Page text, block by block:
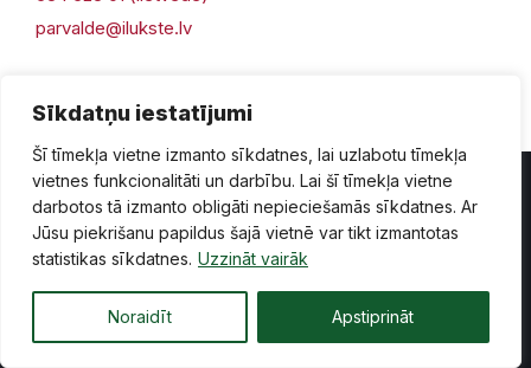
Sīkdatņu iestatījumi
Šī tīmekļa vietne izmanto sīkdatnes, lai uzlabotu tīmekļa
vietnes funkcionalitāti un darbību. Lai šī tīmekļa vietne
darbotos tā izmanto obligāti nepieciešamās sīkdatnes. Ar
Jūsu piekrišanu papildus šajā vietnē var tikt izmantotas
statistikas sīkdatnes. Uzzināt vairāk
Noraidīt Apstiprināt
parvalde@ilukste.lv
Privātuma politika Piekļūstamība
Lapas karte
© 2026 Ilūkste, publicētā satura visas tiesības aizsargātas.